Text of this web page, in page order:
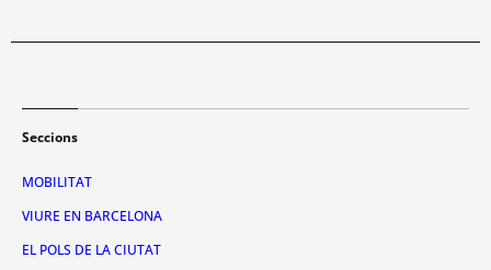
Seccions
MOBILITAT
VIURE EN BARCELONA
EL POLS DE LA CIUTAT